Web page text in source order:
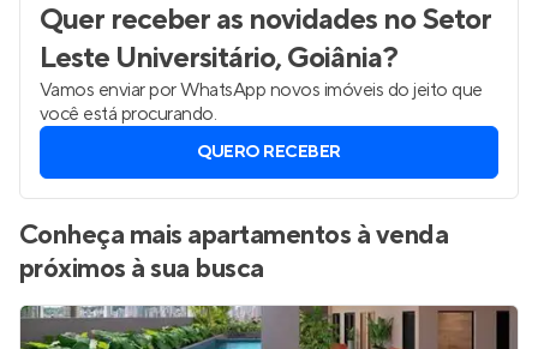
Quer receber as novidades no Setor
Leste Universitário, Goiânia?
Vamos enviar por WhatsApp novos imóveis do jeito que
você está procurando.
QUERO RECEBER
Conheça mais apartamentos à venda
próximos à sua busca